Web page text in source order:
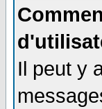
Il peut y